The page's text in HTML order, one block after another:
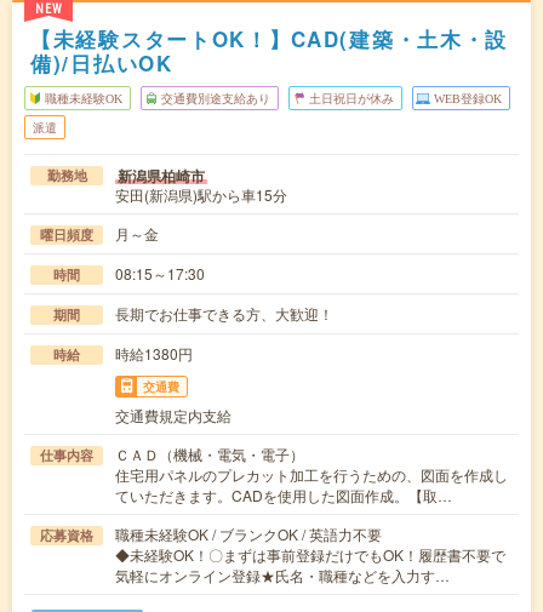
NEW
【未経験スタートOK！】CAD(建築・土木・設
備)/日払いOK
職種未経験OK 交通費別途支給あり 土日祝日が休み WEB登録OK
派遣
勤務地 新潟県柏崎市
安田(新潟県)駅から車15分
曜日頻度 月～金
時間 08:15～17:30
期間 長期でお仕事できる方、大歓迎！
時給 時給1380円
交通費
交通費規定内支給
仕事内容
ＣＡＤ（機械・電気・電子）
住宅用パネルのプレカット加工を行うための、図面を作成し
ていただきます。CADを使用した図面作成。【取…
応募資格
職種未経験OK / ブランクOK / 英語力不要
◆未経験OK！〇まずは事前登録だけでもOK！履歴書不要で
気軽にオンライン登録★氏名・職種などを入力す…